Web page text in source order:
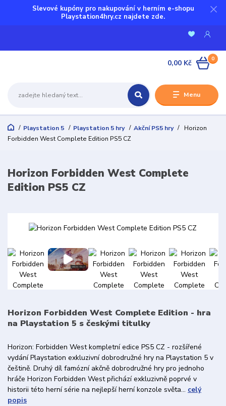
Slevové kupóny pro nakupování v herním e-shopu
Playstation4hry.cz najdete zde.
Menu
0
0,00 Kč
Playstation 5 Playstation 5 hry Akční PS5 hry
Horizon
Forbidden West Complete Edition PS5 CZ
Horizon Forbidden West Complete
Edition PS5 CZ
Horizon Forbidden West Complete Edition - hra
na Playstation 5 s českými titulky
Horizon: Forbidden West kompletní edice PS5 CZ - rozšířené
vydání Playstation exkluzivní dobrodružné hry na Playstation 5 v
češtině. Druhý díl famózní akčně dobrodružné hry pro jednoho
hráče Horizon Forbidden West přichází exkluzivně poprvé v
historii této herní série na nejlepší herní konzole světa... celý
popis